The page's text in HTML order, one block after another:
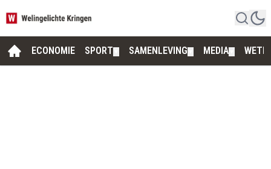
ECONOMIE SPORT SAMENLEVING MEDIA